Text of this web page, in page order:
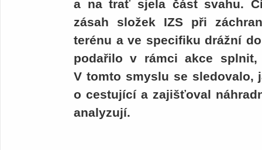
a na trať sjela část svahu.
zásah složek IZS při
terénu a ve specifiku drážní
podařilo v rámci akce
V tomto smyslu se sledovalo,
o cestující a zajišťoval
analyzují.